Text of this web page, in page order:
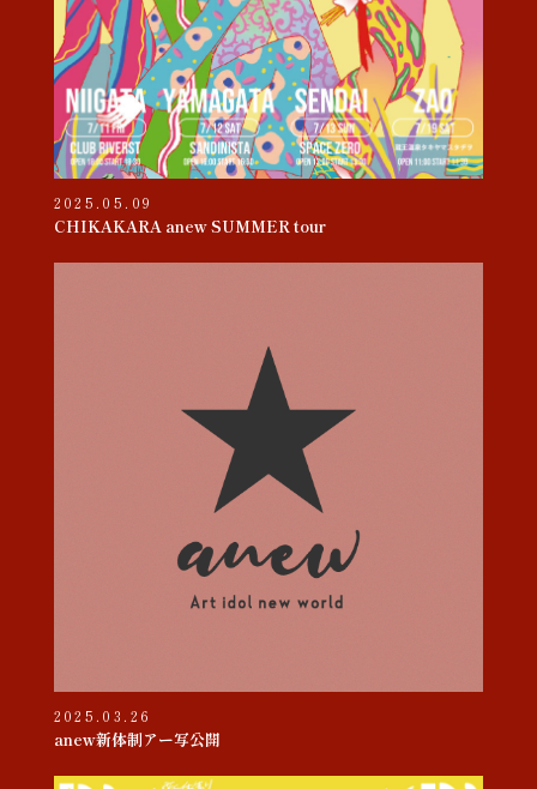
2025.05.09
CHIKAKARA anew SUMMER tour
2025.03.26
anew新体制アー写公開